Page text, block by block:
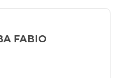
FABIO